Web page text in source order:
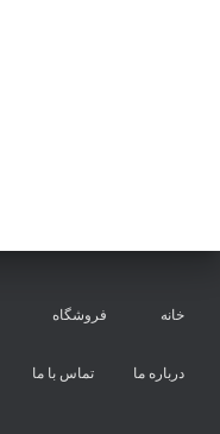
خانه فروشگاه
درباره ما تماس با ما